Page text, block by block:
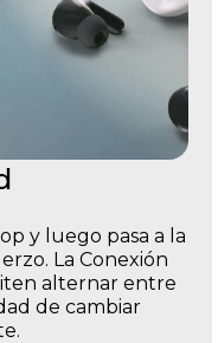
y luego pasa a la
La Conexión
alternar entre
de cambiar